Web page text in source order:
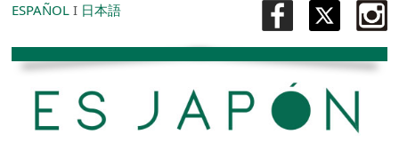
ESPAÑOL I 日本語